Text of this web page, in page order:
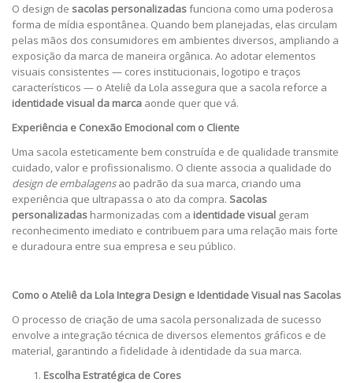
O design de sacolas personalizadasfunciona como uma poderosa
forma de mídia espontânea. Quando bem planejadas, elas circulam
pelas mãos dos consumidores em ambientes diversos, ampliando a
exposição da marca de maneira orgânica. Ao adotar elementos
visuais consistentes — cores institucionais, logotipo e traços
característicos — o Ateliê da Lola assegura que a sacola reforce a
identidade visual da marca aonde quer que vá.
Experiência e Conexão Emocional com o Cliente
Uma sacola esteticamente bem construída e de qualidade transmite
cuidado, valor e profissionalismo. O cliente associa a qualidade do
design de embalagensao padrão da sua marca, criando uma
experiência que ultrapassa o ato da compra. Sacolas
personalizadas harmonizadas com a identidade visual geram
reconhecimento imediato e contribuem para uma relação mais forte
e duradoura entre sua empresa e seu público.
Como o Ateliê da Lola Integra Design e Identidade Visual nas Sacolas
O processo de criação de uma sacola personalizada de sucesso
envolve a integração técnica de diversos elementos gráficos e de
material, garantindo a fidelidade à identidade da sua marca.
Escolha Estratégica de Cores